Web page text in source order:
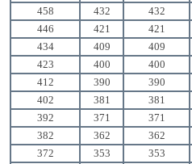
458
432 432
446
421 421
434
409 409
423
400 400
412
390 390
402
381 381
392
371 371
382
362 362
372
353 353